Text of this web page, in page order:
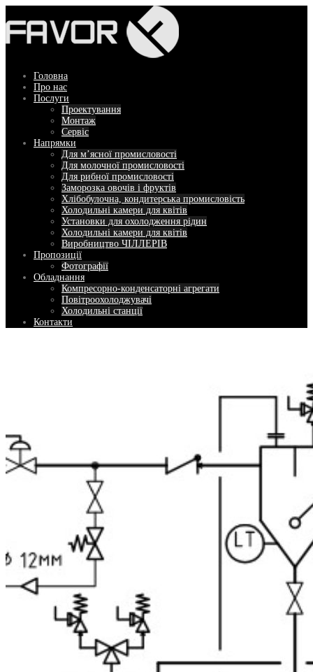
до
вмісту
Головна
Про нас
Послуги
Проектування
Монтаж
Сервіс
Напрямки
Для м’ясної промисловості
Для молочної промисловості
Для рибної промисловості
Заморозка овочів і фруктів
Хлібобулочна, кондитерська промисловість
Холодильні камери для квітів
Установки для охолодження рідин
Холодильні камери для квітів
Виробництво ЧІЛЛЕРІВ
Пропозиції
Фотографії
Обладнання
Компресорно-конденсаторні агрегати
Повітроохолоджувачі
Холодильні станції
Контакти